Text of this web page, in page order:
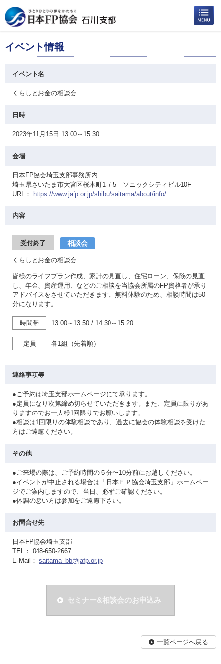
イベント情報
イベント名
くらしとお金の相談会
日時
2023年11月15日 13:00～15:30
会場
日本FP協会埼玉支部事務所内
埼玉県さいたま市大宮区桜木町1-7-5 ソニックシティビル10F
URL：
https://www.jafp.or.jp/shibu/saitama/about/info/
内容
受付終了 相談会
くらしとお金の相談会
皆様のライフプラン作成、家計の見直し、住宅ローン、保険の見直
し、年金、資産運用、などのご相談を当協会所属のFP資格者が承り
アドバイスをさせていただきます。無料体験のため、相談時間は50
分になります。
時間帯 13:00～13:50 / 14:30～15:20
定員 各1組（先着順）
連絡事項等
●ご予約は埼玉支部ホームページにて承ります。
●定員になり次第締め切らせていただきます。また、定員に限りがあ
りますのでお一人様1回限りでお願いします。
●相談は1回限りの体験相談であり、過去に協会の体験相談を受けた
方はご遠慮ください。
その他
●ご来場の際は、ご予約時間の５分〜10分前にお越しください。
●イベントが中止される場合は「日本ＦＰ協会埼玉支部」ホームペー
ジでご案内しますので、当日、必ずご確認ください。
●体調の悪い方は参加をご遠慮下さい。
お問合せ先
日本FP協会埼玉支部
TEL： 048-650-2667
E-Mail： saitama_bb@jafp.or.jp
セミナー&相談会のお申込み
一覧ページへ戻る